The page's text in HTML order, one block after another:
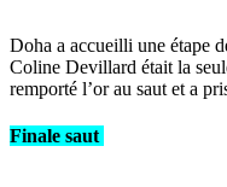
Doha a accueilli une étape
Coline Devillard était la
remporté l’or au saut et a
Finale saut